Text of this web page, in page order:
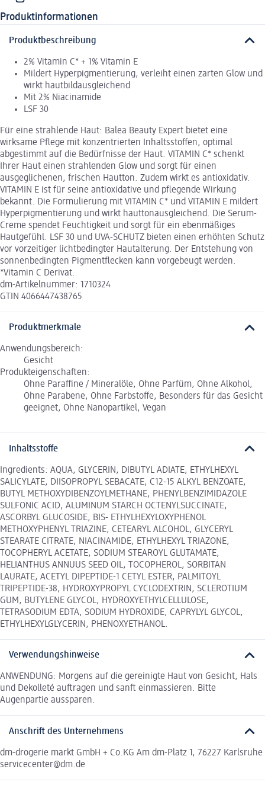
Produktinformationen
Produktbeschreibung
2% Vitamin C* + 1% Vitamin E
Mildert Hyperpigmentierung, verleiht einen zarten Glow und
wirkt hautbildausgleichend
Mit 2% Niacinamide
LSF 30
Für eine strahlende Haut: Balea Beauty Expert bietet eine
wirksame Pflege mit konzentrierten Inhaltsstoffen, optimal
abgestimmt auf die Bedürfnisse der Haut. VITAMIN C* schenkt
Ihrer Haut einen strahlenden Glow und sorgt für einen
ausgeglichenen, frischen Hautton. Zudem wirkt es antioxidativ.
VITAMIN E ist für seine antioxidative und pflegende Wirkung
bekannt. Die Formulierung mit VITAMIN C* und VITAMIN E mildert
Hyperpigmentierung und wirkt hauttonausgleichend. Die Serum-
Creme spendet Feuchtigkeit und sorgt für ein ebenmäßiges
Hautgefühl. LSF 30 und UVA-SCHUTZ bieten einen erhöhten Schutz
vor vorzeitiger lichtbedingter Hautalterung. Der Entstehung von
sonnenbedingten Pigmentflecken kann vorgebeugt werden.
*Vitamin C Derivat.
dm-Artikelnummer: 1710324
GTIN 4066447438765
Produktmerkmale
Anwendungsbereich:
Gesicht
Produkteigenschaften:
Ohne Paraffine / Mineralöle, Ohne Parfüm, Ohne Alkohol,
Ohne Parabene, Ohne Farbstoffe, Besonders für das Gesicht
geeignet, Ohne Nanopartikel, Vegan
Inhaltsstoffe
Ingredients: AQUA, GLYCERIN, DIBUTYL ADIATE, ETHYLHEXYL
SALICYLATE, DIISOPROPYL SEBACATE, C12-15 ALKYL BENZOATE,
BUTYL METHOXYDIBENZOYLMETHANE, PHENYLBENZIMIDAZOLE
SULFONIC ACID, ALUMINUM STARCH OCTENYLSUCCINATE,
ASCORBYL GLUCOSIDE, BIS- ETHYLHEXYLOXYPHENOL
METHOXYPHENYL TRIAZINE, CETEARYL ALCOHOL, GLYCERYL
STEARATE CITRATE, NIACINAMIDE, ETHYLHEXYL TRIAZONE,
TOCOPHERYL ACETATE, SODIUM STEAROYL GLUTAMATE,
HELIANTHUS ANNUUS SEED OIL, TOCOPHEROL, SORBITAN
LAURATE, ACETYL DIPEPTIDE-1 CETYL ESTER, PALMITOYL
TRIPEPTIDE-38, HYDROXYPROPYL CYCLODEXTRIN, SCLEROTIUM
GUM, BUTYLENE GLYCOL, HYDROXYETHYLCELLULOSE,
TETRASODIUM EDTA, SODIUM HYDROXIDE, CAPRYLYL GLYCOL,
ETHYLHEXYLGLYCERIN, PHENOXYETHANOL.
Verwendungshinweise
ANWENDUNG: Morgens auf die gereinigte Haut von Gesicht, Hals
und Dekolleté auftragen und sanft einmassieren. Bitte
Augenpartie aussparen.
Anschrift des Unternehmens
dm-drogerie markt GmbH + Co.KG Am dm-Platz 1, 76227 Karlsruhe
servicecenter@dm.de